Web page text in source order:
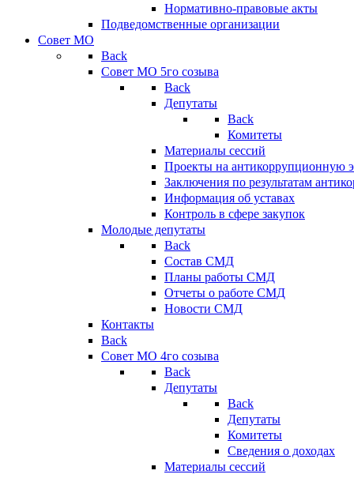
Нормативно-правовые акты
Подведомственные организации
Совет МО
Back
Совет МО 5го созыва
Back
Депутаты
Back
Комитеты
Материалы сессий
Проекты на антикоррупционную
Заключения по результатам
Информация об уставах
Контроль в сфере закупок
Молодые депутаты
Back
Состав СМД
Планы работы СМД
Отчеты о работе СМД
Новости СМД
Контакты
Back
Совет МО 4го созыва
Back
Депутаты
Back
Депутаты
Комитеты
Сведения о доходах
Материалы сессий